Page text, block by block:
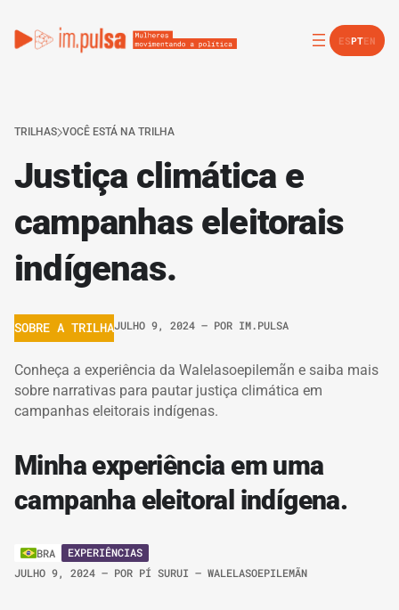
ESPTEN
TRILHAS VOCÊ ESTÁ NA TRILHA
Justiça climática e
campanhas eleitorais
indígenas.
SOBRE A TRILHAJULHO 9, 2024 – POR IM.PULSA
Conheça a experiência da Walelasoepilemãn e saiba mais
sobre narrativas para pautar justiça climática em
campanhas eleitorais indígenas.
Minha experiência em uma
campanha eleitoral indígena.
BRA
EXPERIÊNCIAS
JULHO 9, 2024 – POR PÍ SURUI – WALELASOEPILEMÃN